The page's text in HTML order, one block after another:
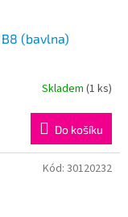
(bavlna)
Skladem (1 ks)
Do košíku
Kód: 30120232